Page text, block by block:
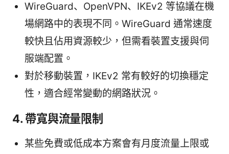
WireGuard、OpenVPN、IKEv2 等協議在機
場網路中的表現不同。WireGuard 通常速度
較快且佔用資源較少，但需看裝置支援與伺
服端配置。
對於移動裝置，IKEv2 常有較好的切換穩定
性，適合經常變動的網路狀況。
4. 帶寬與流量限制
某些免費或低成本方案會有月度流量上限或